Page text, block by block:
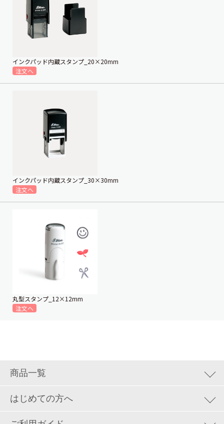
インクパッド内蔵スタンプ_20×20mm
インクパッド内蔵スタンプ_30×30mm
丸型スタンプ_12×12mm
商品一覧
集客ツール
はじめての方へ
はじめての方へ